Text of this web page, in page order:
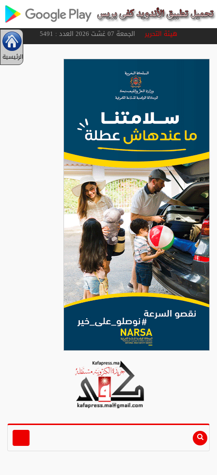
هيئة التحريرالجمعة 07 غشت 2026 العدد : 5491
الرئيسية